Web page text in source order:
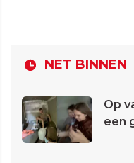
NET BINNEN
Op
een